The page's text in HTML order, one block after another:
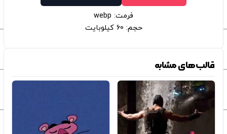
فرمت: webp
حجم: 60 کیلوبایت
قالب‌های مشابه